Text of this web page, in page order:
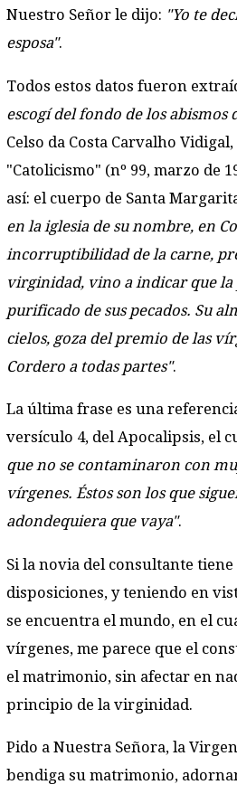
Nuestro Señor le dijo: "Yo te
esposa".
Todos estos datos fueron
escogí del fondo de los abismos
Celso da Costa Carvalho
"Catolicismo" (nº 99, marzo de
así: el cuerpo de Santa
en la iglesia de su nombre, en
incorruptibilidad de la carne,
virginidad, vino a indicar que la
purificado de sus pecados. Su
cielos, goza del premio de las
Cordero a todas partes".
La última frase es una
versículo 4, del Apocalipsis, el
que no se contaminaron con
vírgenes. Éstos son los que
adondequiera que vaya".
Si la novia del consultante
disposiciones, y teniendo en
se encuentra el mundo, en el
vírgenes, me parece que el
el matrimonio, sin afectar en
principio de la virginidad.
Pido a Nuestra Señora, la
bendiga su matrimonio,